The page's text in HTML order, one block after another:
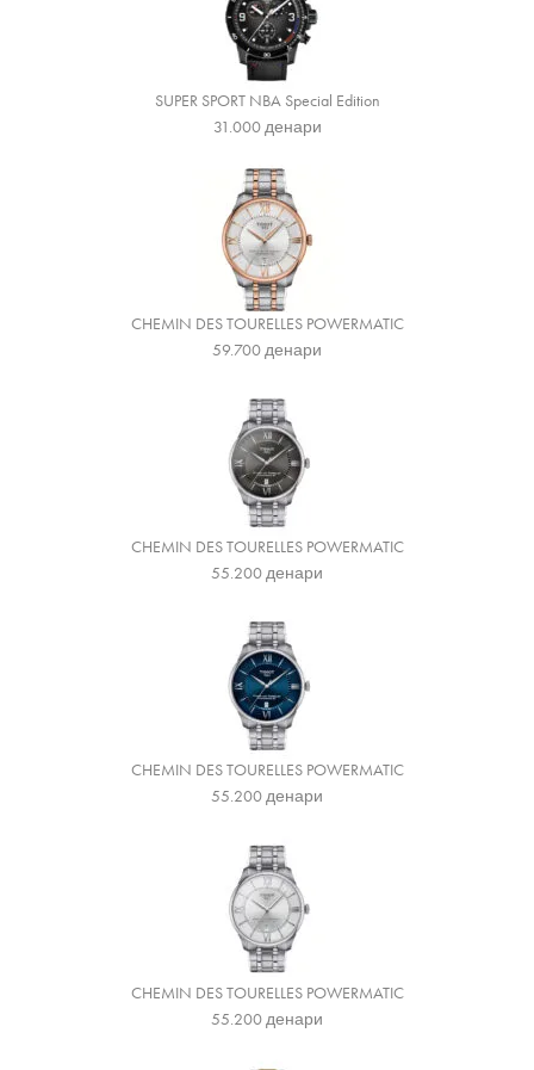
SUPER SPORT NBA Special Edition
31.000денари
CHEMIN DES TOURELLES POWERMATIC
59.700денари
CHEMIN DES TOURELLES POWERMATIC
55.200денари
CHEMIN DES TOURELLES POWERMATIC
55.200денари
CHEMIN DES TOURELLES POWERMATIC
55.200денари